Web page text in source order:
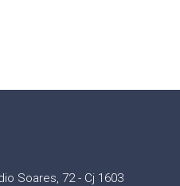
Soares, 72 - Cj 1603